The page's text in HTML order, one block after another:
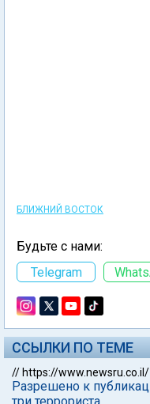
БЛИЖНИЙ ВОСТОК
Будьте с нами:
Telegram
ССЫЛКИ ПО ТЕМЕ
// https://www.newsru.co.il/
Разрешено к